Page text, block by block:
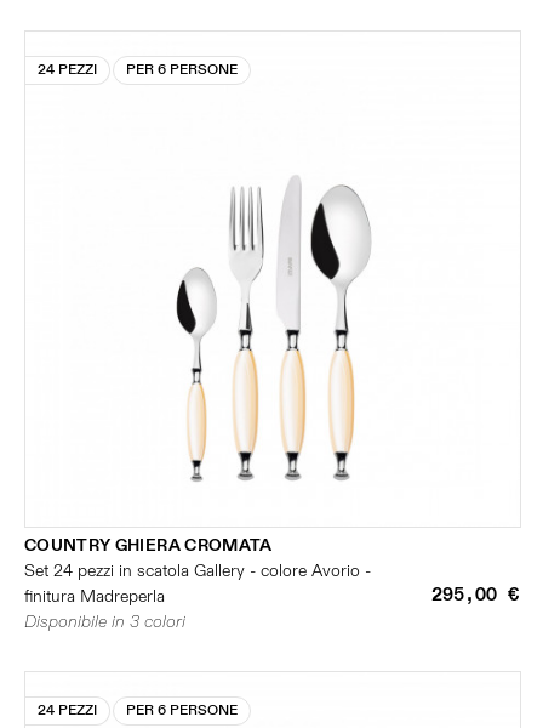
24 PEZZI PER 6 PERSONE
COUNTRY GHIERA CROMATA
Set 24 pezzi in scatola Gallery - colore Avorio -
finitura Madreperla
295,00 €
Disponibile in 3 colori
24 PEZZI PER 6 PERSONE